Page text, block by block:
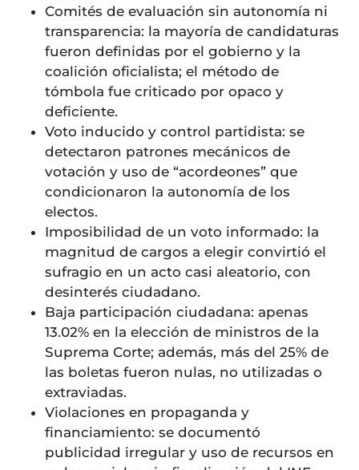
Comités de evaluación sin autonomía ni
transparencia: la mayoría de candidaturas
fueron definidas por el gobierno y la
coalición oficialista; el método de
tómbola fue criticado por opaco y
deficiente.
Voto inducido y control partidista: se
detectaron patrones mecánicos de
votación y uso de “acordeones” que
condicionaron la autonomía de los
electos.
Imposibilidad de un voto informado: la
magnitud de cargos a elegir convirtió el
sufragio en un acto casi aleatorio, con
desinterés ciudadano.
Baja participación ciudadana: apenas
13.02% en la elección de ministros de la
Suprema Corte; además, más del 25% de
las boletas fueron nulas, no utilizadas o
extraviadas.
Violaciones en propaganda y
financiamiento: se documentó
publicidad irregular y uso de recursos en